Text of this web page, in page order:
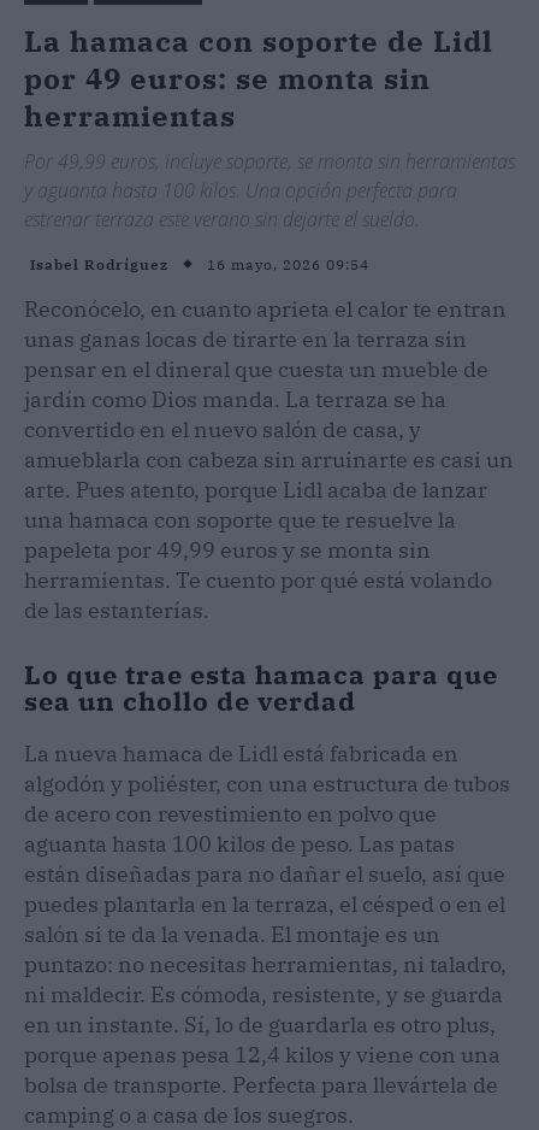
La hamaca con soporte de Lidl
por 49 euros: se monta sin
herramientas
Por 49,99 euros, incluye soporte, se monta sin herramientas
y aguanta hasta 100 kilos. Una opción perfecta para
estrenar terraza este verano sin dejarte el sueldo.
Isabel Rodríguez 16 mayo, 2026 09:54
Reconócelo, en cuanto aprieta el calor te entran
unas ganas locas de tirarte en la terraza sin
pensar en el dineral que cuesta un mueble de
jardín como Dios manda. La terraza se ha
convertido en el nuevo salón de casa, y
amueblarla con cabeza sin arruinarte es casi un
arte. Pues atento, porque Lidl acaba de lanzar
una hamaca con soporte que te resuelve la
papeleta por 49,99 euros y se monta sin
herramientas. Te cuento por qué está volando
de las estanterías.
Lo que trae esta hamaca para que
sea un chollo de verdad
La nueva hamaca de Lidl está fabricada en
algodón y poliéster, con una estructura de tubos
de acero con revestimiento en polvo que
aguanta hasta 100 kilos de peso. Las patas
están diseñadas para no dañar el suelo, así que
puedes plantarla en la terraza, el césped o en el
salón si te da la venada. El montaje es un
puntazo: no necesitas herramientas, ni taladro,
ni maldecir. Es cómoda, resistente, y se guarda
en un instante. Sí, lo de guardarla es otro plus,
porque apenas pesa 12,4 kilos y viene con una
bolsa de transporte. Perfecta para llevártela de
camping o a casa de los suegros.